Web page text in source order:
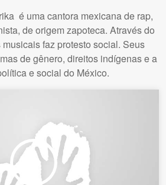
é uma cantora mexicana de rap,
de origem zapoteca. Através do
faz protesto social. Seus
de gênero, direitos indígenas e a
e social do México.